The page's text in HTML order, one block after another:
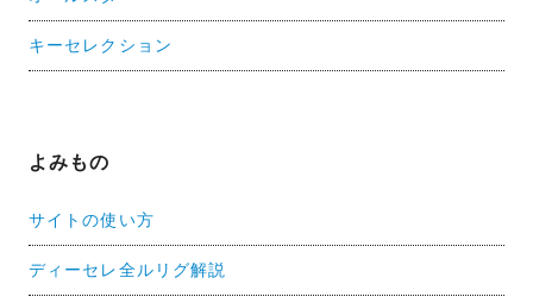
キーセレクション
よみもの
サイトの使い方
ディーセレ全ルリグ解説